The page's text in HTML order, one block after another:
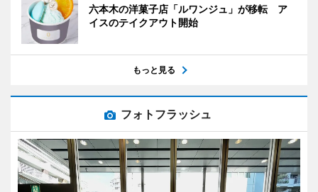
六本木の洋菓子店「ルワンジュ」が移転 ア
イスのテイクアウト開始
もっと見る
フォトフラッシュ